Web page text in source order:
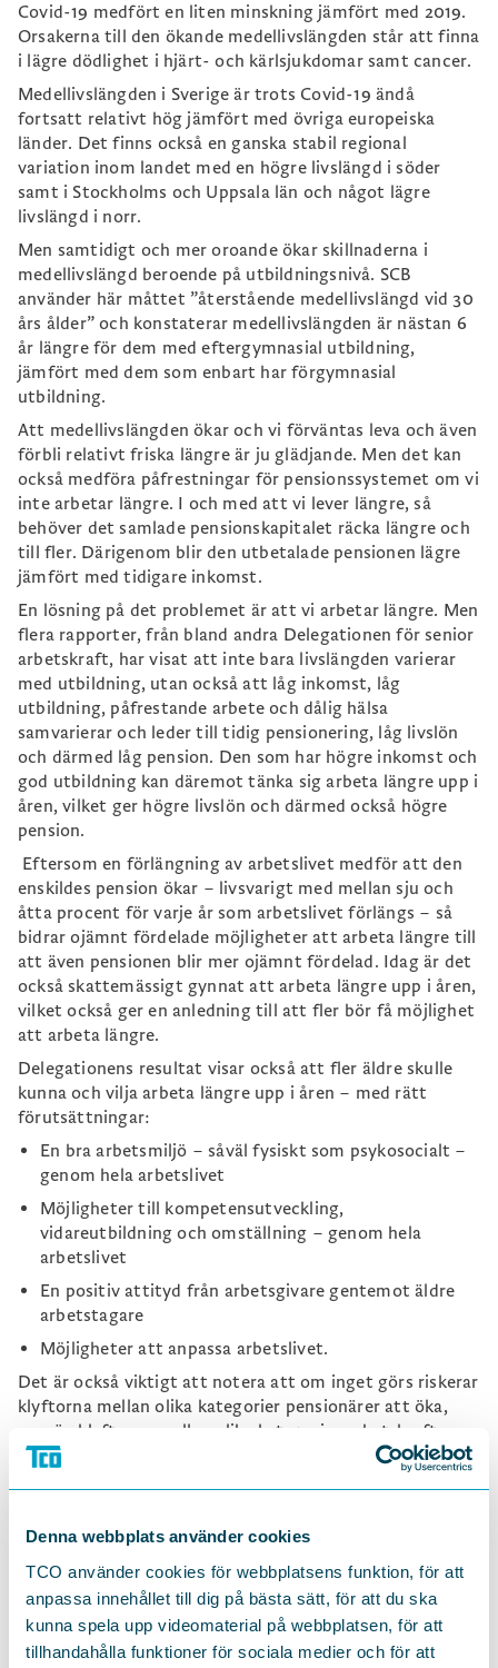
Denna webbplats använder cookies
TCO använder cookies för webbplatsens funktion, för att
anpassa innehållet till dig på bästa sätt, för att du ska
kunna spela upp videomaterial på webbplatsen, för att
tillhandahålla funktioner för sociala medier och för att
Covid-19 medfört en liten minskning jämfört med 2019.
Orsakerna till den ökande medellivslängden står att finna
i lägre dödlighet i hjärt- och kärlsjukdomar samt cancer.
Medellivslängden i Sverige är trots Covid-19 ändå
fortsatt relativt hög jämfört med övriga europeiska
länder. Det finns också en ganska stabil regional
variation inom landet med en högre livslängd i söder
samt i Stockholms och Uppsala län och något lägre
livslängd i norr.
Men samtidigt och mer oroande ökar skillnaderna i
medellivslängd beroende på utbildningsnivå. SCB
använder här måttet ”återstående medellivslängd vid 30
års ålder” och konstaterar medellivslängden är nästan 6
år längre för dem med eftergymnasial utbildning,
jämfört med dem som enbart har förgymnasial
utbildning.
Att medellivslängden ökar och vi förväntas leva och även
förbli relativt friska längre är ju glädjande. Men det kan
också medföra påfrestningar för pensionssystemet om vi
inte arbetar längre. I och med att vi lever längre, så
behöver det samlade pensionskapitalet räcka längre och
till fler. Därigenom blir den utbetalade pensionen lägre
jämfört med tidigare inkomst.
En lösning på det problemet är att vi arbetar längre. Men
flera rapporter, från bland andra Delegationen för senior
arbetskraft, har visat att inte bara livslängden varierar
med utbildning, utan också att låg inkomst, låg
utbildning, påfrestande arbete och dålig hälsa
samvarierar och leder till tidig pensionering, låg livslön
och därmed låg pension. Den som har högre inkomst och
god utbildning kan däremot tänka sig arbeta längre upp i
åren, vilket ger högre livslön och därmed också högre
pension.
Eftersom en förlängning av arbetslivet medför att den
enskildes pension ökar – livsvarigt med mellan sju och
åtta procent för varje år som arbetslivet förlängs – så
bidrar ojämnt fördelade möjligheter att arbeta längre till
att även pensionen blir mer ojämnt fördelad. Idag är det
också skattemässigt gynnat att arbeta längre upp i åren,
vilket också ger en anledning till att fler bör få möjlighet
att arbeta längre.
Delegationens resultat visar också att fler äldre skulle
kunna och vilja arbeta längre upp i åren – med rätt
förutsättningar:
En bra arbetsmiljö – såväl fysiskt som psykosocialt –
genom hela arbetslivet
Möjligheter till kompetensutveckling,
vidareutbildning och omställning – genom hela
arbetslivet
En positiv attityd från arbetsgivare gentemot äldre
arbetstagare
Möjligheter att anpassa arbetslivet.
Det är också viktigt att notera att om inget görs riskerar
klyftorna mellan olika kategorier pensionärer att öka,
mer än klyftorna mellan olika kategorier arbetskraft.
Dessa slutsatser har även framförts av
arbetstagarparterna i flera sammanhang, såsom
Höjda åldersgränser i pensionssystemen riskerar att slå
väldigt orättvist så länge som arbetsmiljön generellt sett
är inte är tillräckligt hälsosam i exempelvis
välfärdsyrkena. Här är kvinnor, ofta välutbildade, som
arbetar i offentlig sektor en grupp vars arbetsmiljö